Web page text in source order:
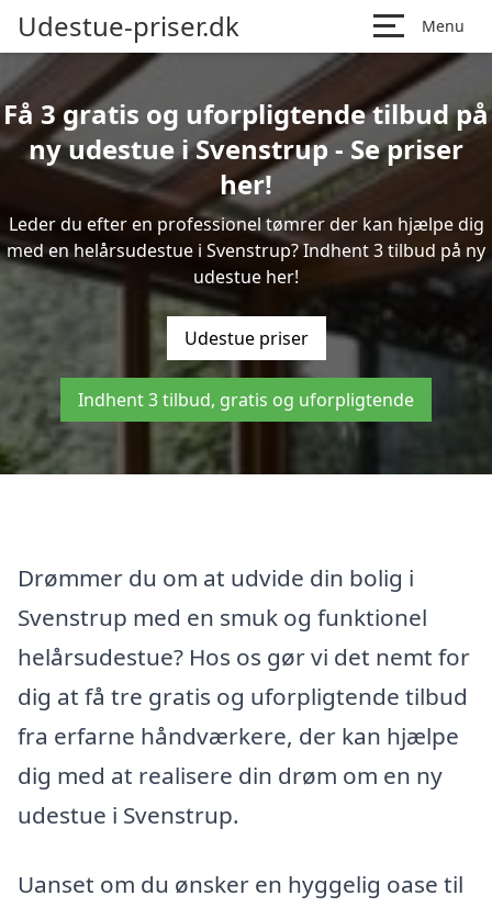
Udestue-priser.dk Menu
Få 3 gratis og uforpligtende tilbud på
ny udestue i Svenstrup - Se priser
her!
Leder du efter en professionel tømrer der kan hjælpe dig
med en helårsudestue i Svenstrup? Indhent 3 tilbud på ny
udestue her!
Udestue priser
Indhent 3 tilbud, gratis og uforpligtende
Drømmer du om at udvide din bolig i
Svenstrup med en smuk og funktionel
helårsudestue? Hos os gør vi det nemt for
dig at få tre gratis og uforpligtende tilbud
fra erfarne håndværkere, der kan hjælpe
dig med at realisere din drøm om en ny
udestue i Svenstrup.
Uanset om du ønsker en hyggelig oase til